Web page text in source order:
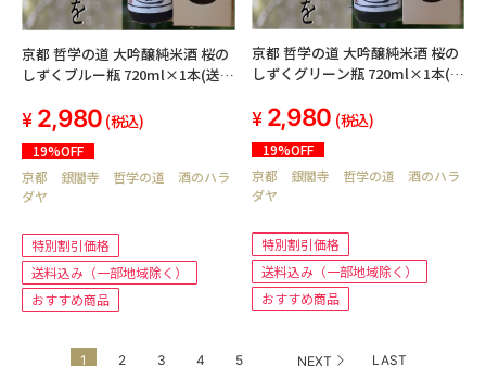
京都 哲学の道 大吟醸純米酒 桜の
しずくブルー瓶 720ml×1本(送料
2,980 (税込)
19%OFF
京都 銀閣寺 哲学の道 酒のハラ
ダヤ
特別割引価格
送料込み（一部地域除く）
おすすめ商品
京都 哲学の道 大吟醸純米酒 桜の
しずくグリーン瓶 720ml×1本(送
2,980 (税込)
19%OFF
京都 銀閣寺 哲学の道 酒のハラ
ダヤ
特別割引価格
送料込み（一部地域除く）
おすすめ商品
1 2 3 4 5 NEXT LAST